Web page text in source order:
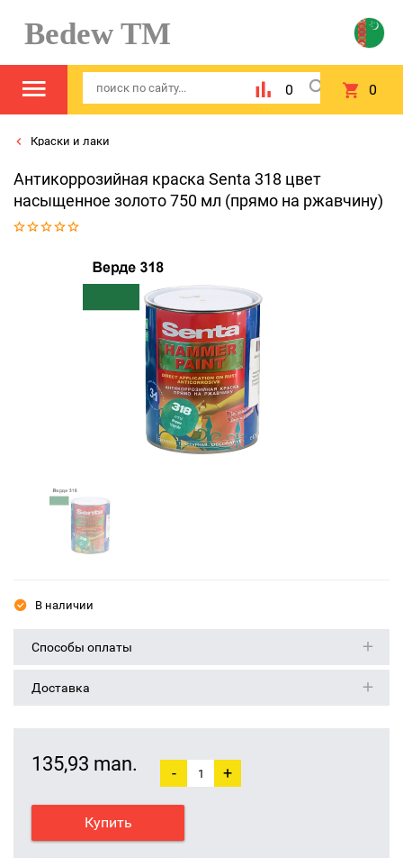
Bedew TM
0 0
Краски и лаки
Антикоррозийная краска Senta 318 цвет
насыщенное золото 750 мл (прямо на ржавчину)
В наличии
Способы оплаты
Доставка
135,93 man. - +
Купить